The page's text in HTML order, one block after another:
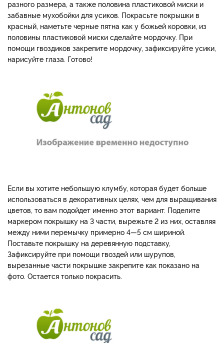
разного размера, а также половина пластиковой миски и
забавные мухобойки для усиков. Покрасьте покрышки в
красный, наметьте черные пятна как у божьей коровки, из
половины пластиковой миски сделайте мордочку. При
помощи гвоздиков закрепите мордочку, зафиксируйте усики,
нарисуйте глаза. Готово!
Если вы хотите небольшую клумбу, которая будет больше
использоваться в декоративных целях, чем для выращивания
цветов, то вам подойдет именно этот вариант. Поделите
маркером покрышку на 3 части, вырежьте 2 из них, оставляя
между ними перемычку примерно 4—5 см шириной.
Поставьте покрышку на деревянную подставку,
Зафиксируйте при помощи гвоздей или шурупов,
вырезанные части покрышке закрепите как показано на
фото. Остается только покрасить.